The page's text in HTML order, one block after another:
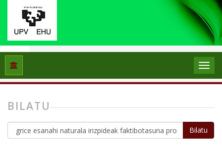
Hasiera
BILATU
Bilatu
artikuluetan